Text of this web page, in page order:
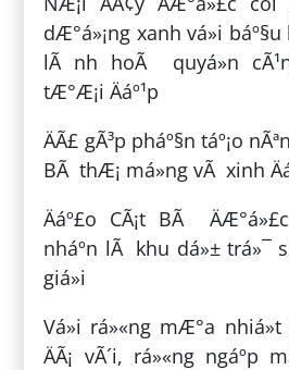
dÆ°á»¡ng xanh vá»i
lÃ nh hoÃ quyá»n
tÆ°Æ¡i Äáº¹p
ÄÃ£ gÃ³p pháº§n táº¡o
BÃ thÆ¡ má»ng vÃ xinh
Äáº£o CÃ¡t BÃ
nháº­n lÃ khu dá»± trá»¯
giá»i
Vá»i rá»«ng mÆ°a nhiá»t
ÄÃ¡ vÃ´i, rá»«ng ngáº­p